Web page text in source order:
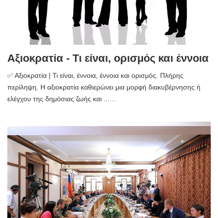
Αξιοκρατία - Τι είναι, ορισμός και έννοια
✅ Αξιοκρατία | Τι είναι, έννοια, έννοια και ορισμός. Πλήρης
περίληψη. Η αξιοκρατία καθιερώνει μια μορφή διακυβέρνησης ή
ελέγχου της δημόσιας ζωής και ...…